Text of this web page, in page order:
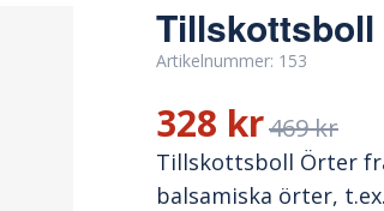
Tillskottsboll
Artikelnummer: 153
328 kr469 kr
Tillskottsboll Örter
balsamiska örter,